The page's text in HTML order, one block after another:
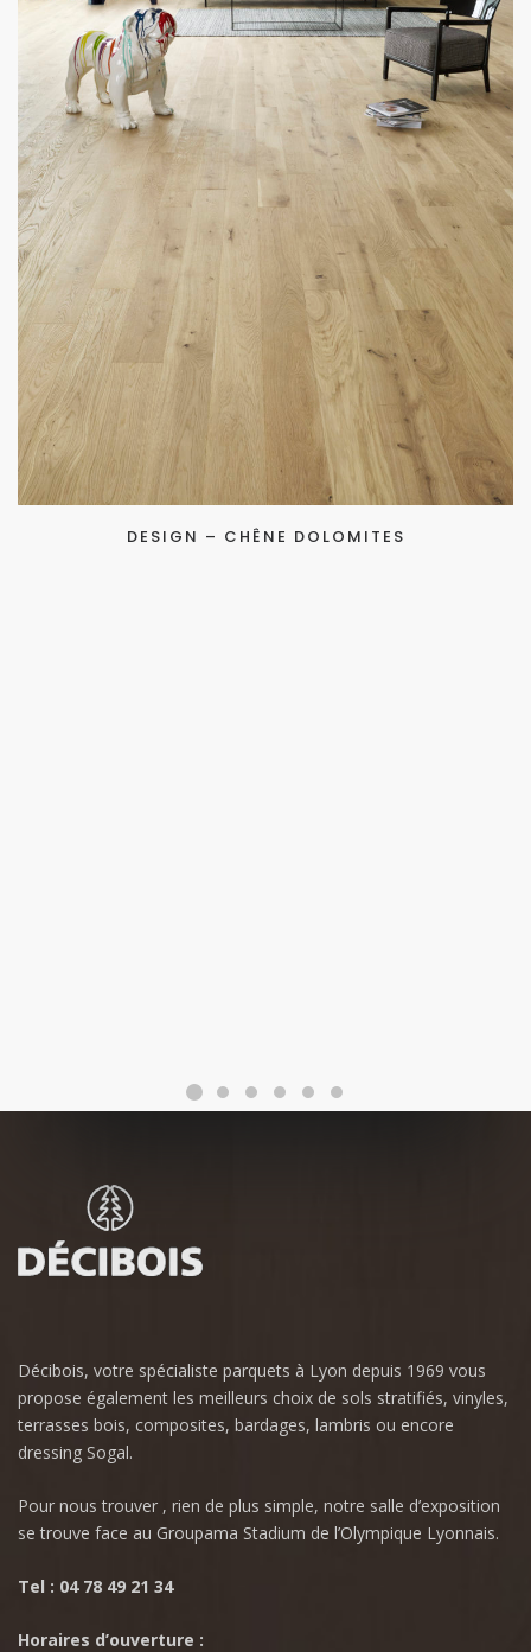
DESIGN – CHÊNE DOLOMITES
Décibois, votre spécialiste parquets à Lyon depuis 1969 vous
propose également les meilleurs choix de sols stratifiés, vinyles,
terrasses bois, composites, bardages, lambris ou encore
dressing Sogal.
Pour nous trouver , rien de plus simple, notre salle d’exposition
se trouve face au Groupama Stadium de l’Olympique Lyonnais.
Tel : 04 78 49 21 34
Horaires d’ouverture :